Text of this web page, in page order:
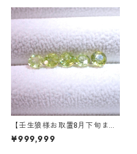
【壬生狼様お取置8月下旬ま
で】マダガスカル産スフェー
ン ラウンドカットルース 0.45
¥999,999